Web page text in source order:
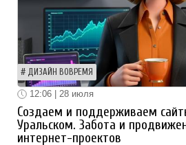
ДИЗАЙН ВОВРЕМЯ
12:06 | 28 июля
Создаем и поддерживаем
Уральском. Забота и
интернет-проектов